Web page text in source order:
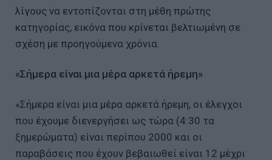
λίγους να εντοπίζονται στη μέθη πρώτης
κατηγορίας, εικόνα που κρίνεται βελτιωμένη σε
σχέση με προηγούμενα χρόνια.
«Σήμερα είναι μια μέρα αρκετά ήρεμη»
«Σήμερα είναι μια μέρα αρκετά ήρεμη, οι έλεγχοι
που έχουμε διενεργήσει ως τώρα (4:30 τα
ξημερώματα) είναι περίπου 2000 και οι
παραβάσεις που έχουν βεβαιωθεί είναι 12 μέχρι